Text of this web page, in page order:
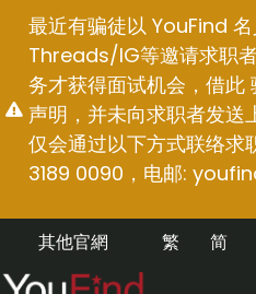
最近有骗徒以 YouFind
Threads/IG等邀请求职
务才获得面试机会，借此
声明，并未向求职者发送
仅会通过以下方式联络
3189 0090，电邮:
其他官網 简
繁